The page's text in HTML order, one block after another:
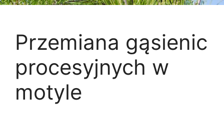
Przemiana gąsienic
procesyjnych w
motyle